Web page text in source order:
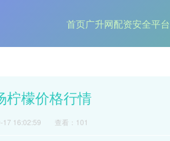
首页广升网配资安全平台
柠檬价格行情
17 16:02:59 查看：101